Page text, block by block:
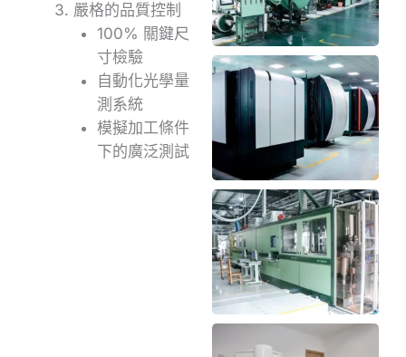
嚴格的品質控制
100% 關鍵尺
寸檢驗
自動化光學量
測系統
模擬加工條件
下的廣泛測試